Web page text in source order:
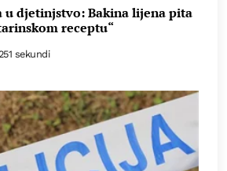
u djetinjstvo: Bakina lijena pita
receptu“
sekundi